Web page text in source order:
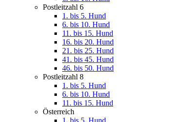
Postleitzahl 6
1. bis 5. Hund
6. bis 10. Hund
11. bis 15. Hund
16. bis 20. Hund
21. bis 25. Hund
41. bis 45. Hund
46. bis 50. Hund
Postleitzahl 8
1. bis 5. Hund
6. bis 10. Hund
11. bis 15. Hund
Österreich
1. bis 5. Hund